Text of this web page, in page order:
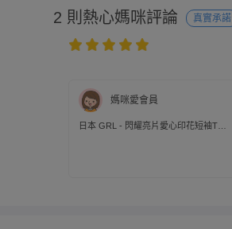
2 則熱心媽咪評論 真實承諾
媽咪愛會員
日本 GRL - 閃耀亮片愛心印花短袖T恤-